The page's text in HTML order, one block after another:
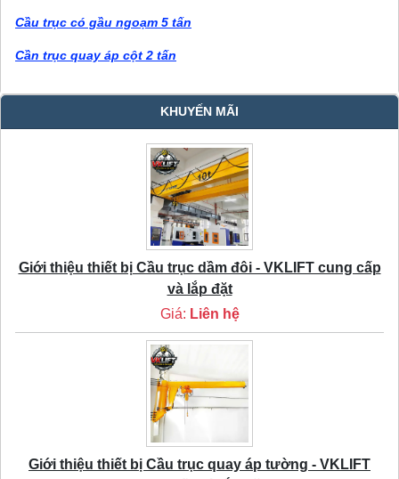
Cầu trục có gầu ngoạm 5 tấn
Cần trục quay áp cột 2 tấn
KHUYẾN MÃI
Giới thiệu thiết bị Cầu trục dầm đôi - VKLIFT cung cấp
và lắp đặt
Giá: Liên hệ
Giới thiệu thiết bị Cầu trục quay áp tường - VKLIFT